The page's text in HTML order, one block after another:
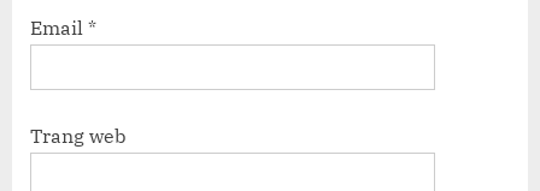
Email *
Trang web